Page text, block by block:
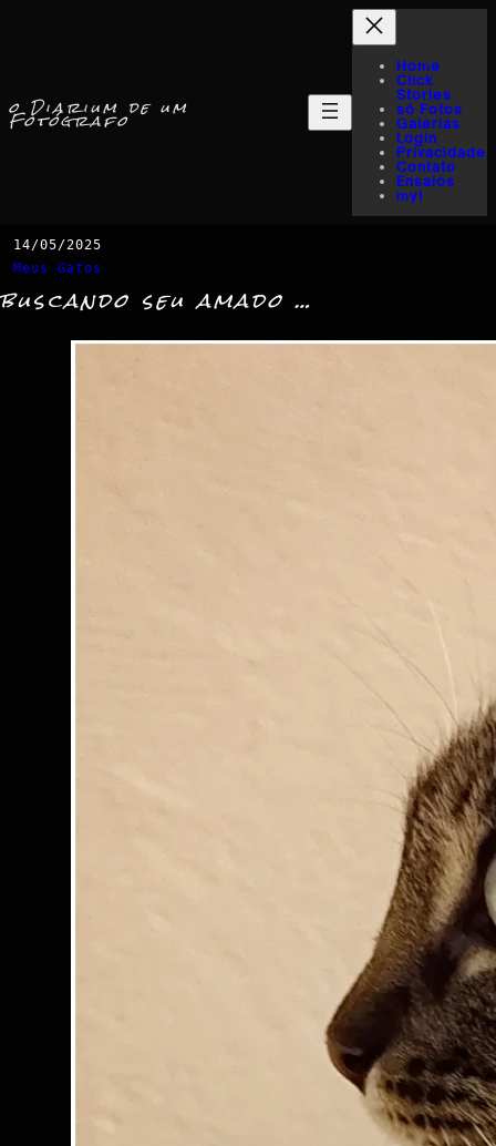
o Diarium de um
Fotógrafo
Home
Click
Stories
só Fotos
Galerias
Login
Privacidade
Contato
Ensaios
myI
14/05/2025
Meus Gatos
buscando seu amado …